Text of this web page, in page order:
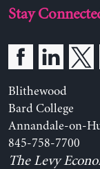
Stay
Blithewood
Bard College
Annandale-on-
845-758-7700
The Levy